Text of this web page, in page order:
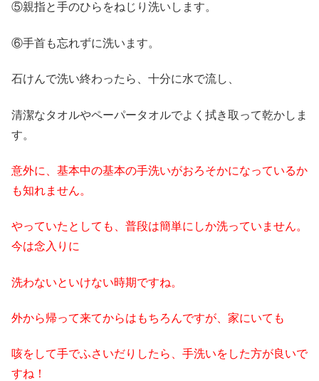
⑤親指と手のひらをねじり洗いします。
⑥手首も忘れずに洗います。
石けんで洗い終わったら、十分に水で流し、
清潔なタオルやペーパータオルでよく拭き取って乾かしま
す。
意外に、基本中の基本の手洗いがおろそかになっているか
も知れません。
やっていたとしても、普段は簡単にしか洗っていません。
今は念入りに
洗わないといけない時期ですね。
外から帰って来てからはもちろんですが、家にいても
咳をして手でふさいだりしたら、手洗いをした方が良いで
すね！